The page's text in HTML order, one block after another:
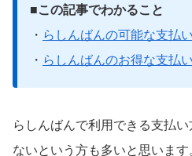
■この記事でわかること
・ らしんばんの可能な支払
・ らしんばんのお得な支払
らしんばんで利用できる支払
ないという方も多いと思います